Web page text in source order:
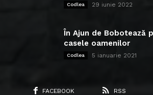
Codlea 29 iunie 2022
În Ajun de Bobotează
casele oamenilor
Codlea 5 ianuarie 2021
FACEBOOK RSS